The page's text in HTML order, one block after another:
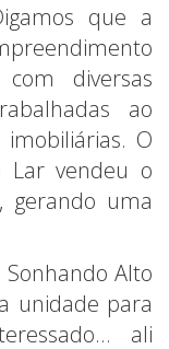
que a
diversas
ao
O
Lar vendeu o
gerando uma
Alto
unidade para
ali